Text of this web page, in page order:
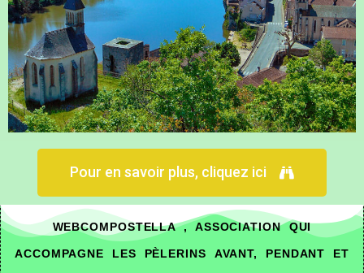
Pour en savoir plus, cliquez ici
WEBCOMPOSTELLA , ASSOCIATION QUI
ACCOMPAGNE LES PÈLERINS AVANT, PENDANT ET